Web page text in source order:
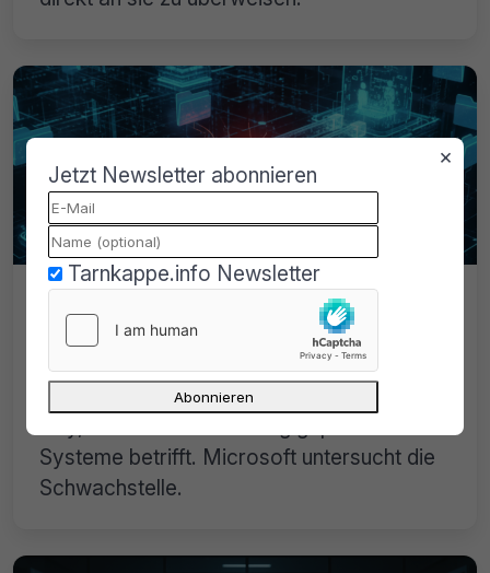
LegacyHive: Neuer Windows-Zero-
Day hebelt selbst vollständig
gepatchte Systeme aus
LegacyHive ist ein neuer Windows-Zero-
Systeme betrifft. Microsoft untersucht die
Schwachstelle.
×
Jetzt Newsletter abonnieren
Tarnkappe.info Newsletter